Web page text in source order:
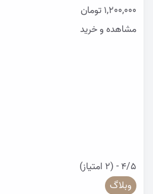
1,200,000تومان
مشاهده و خرید
4/5 - (2 امتیاز)
وبلاگ